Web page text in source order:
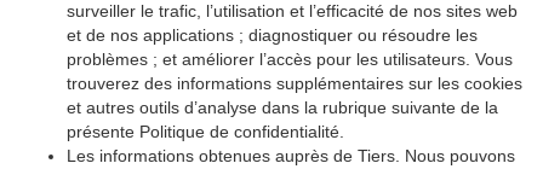
surveiller le trafic, l’utilisation et l’efficacité de nos sites web
et de nos applications ; diagnostiquer ou résoudre les
problèmes ; et améliorer l’accès pour les utilisateurs. Vous
trouverez des informations supplémentaires sur les cookies
et autres outils d’analyse dans la rubrique suivante de la
présente Politique de confidentialité.
Les informations obtenues auprès de Tiers. Nous pouvons